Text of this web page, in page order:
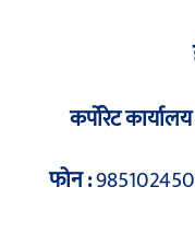
कर्पोरेट
फोन :